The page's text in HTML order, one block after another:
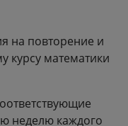
на повторение и
курсу математики
неделю каждого